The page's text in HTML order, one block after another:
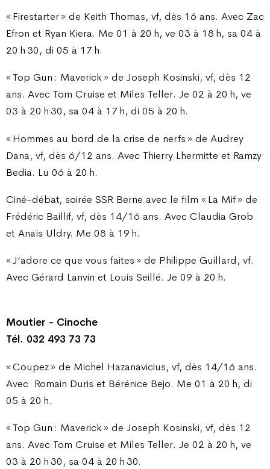
« Firestarter » de Keith Thomas, vf, dès 16 ans. Avec Zac
Efron et Ryan Kiera. Me 01 à 20 h, ve 03 à 18 h, sa 04 à
20 h 30, di 05 à 17 h.
« Top Gun : Maverick » de Joseph Kosinski, vf, dès 12
ans. Avec Tom Cruise et Miles Teller. Je 02 à 20 h, ve
03 à 20 h 30, sa 04 à 17 h, di 05 à 20 h.
« Hommes au bord de la crise de nerfs » de Audrey
Dana, vf, dès 6/12 ans. Avec Thierry Lhermitte et Ramzy
Bedia. Lu 06 à 20 h.
Ciné-débat, soirée SSR Berne avec le film « La Mif » de
Frédéric Baillif, vf, dès 14/16 ans. Avec Claudia Grob
et Anaïs Uldry. Me 08 à 19 h.
« J’adore ce que vous faites » de Philippe Guillard, vf.
Avec Gérard Lanvin et Louis Seillé. Je 09 à 20 h.
Moutier - Cinoche
Tél. 032 493 73 73
« Coupez » de Michel Hazanavicius, vf, dès 14/16 ans.
Avec Romain Duris et Bérénice Bejo. Me 01 à 20 h, di
05 à 20 h.
« Top Gun : Maverick » de Joseph Kosinski, vf, dès 12
ans. Avec Tom Cruise et Miles Teller. Je 02 à 20 h, ve
03 à 20 h 30, sa 04 à 20 h 30.